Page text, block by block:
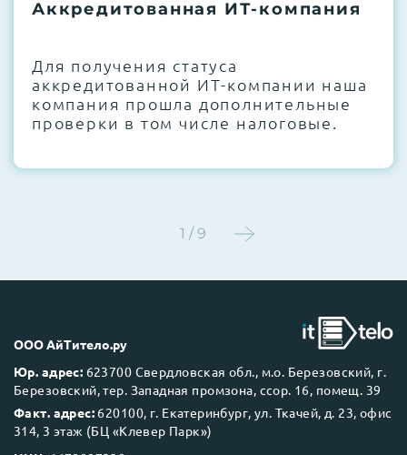
термоинтерфейсов, замена батареек
Этап 4:Стресс-тестирование под 100%
нагрузкой в течение 72 часов для
проверки стабильности всех подсистем
Next Business Day (NBD)
Аккредитованная ИТ-компания
Для получения статуса
аккредитованной ИТ-компании наша
компания прошла дополнительные
проверки в том числе налоговые.
1 / 9
ООО АйТитело.ру
Юр. адрес: 623700 Свердловская обл., м.о. Березовский, г.
Березовский, тер. Западная промзона, ссор. 16, помещ. 39
Факт. адрес: 620100, г. Екатеринбург, ул. Ткачей, д. 23, офис
314, 3 этаж (БЦ «Клевер Парк»)